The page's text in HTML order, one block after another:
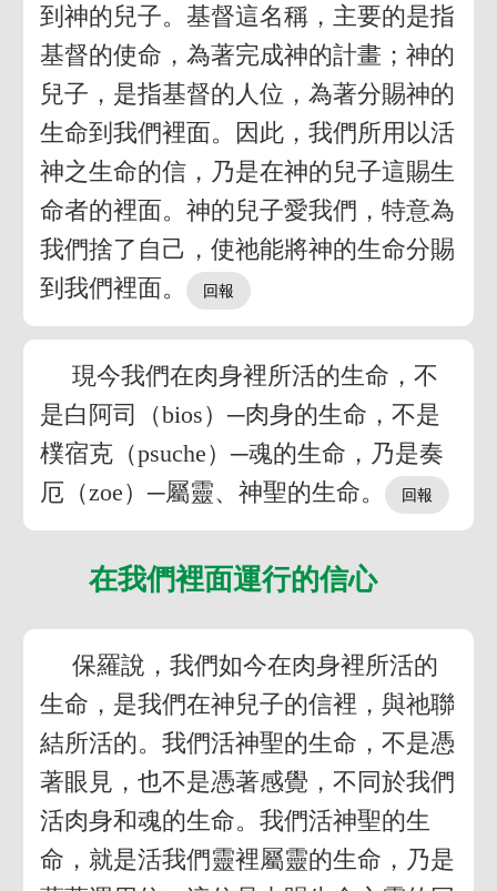
到神的兒子。基督這名稱，主要的是指
基督的使命，為著完成神的計畫；神的
兒子，是指基督的人位，為著分賜神的
生命到我們裡面。因此，我們所用以活
神之生命的信，乃是在神的兒子這賜生
命者的裡面。神的兒子愛我們，特意為
我們捨了自己，使祂能將神的生命分賜
到我們裡面。
現今我們在肉身裡所活的生命，不
是白阿司（bios）─肉身的生命，不是
樸宿克（psuche）─魂的生命，乃是奏
厄（zoe）─屬靈、神聖的生命。
在我們裡面運行的信心
保羅說，我們如今在肉身裡所活的
生命，是我們在神兒子的信裡，與祂聯
結所活的。我們活神聖的生命，不是憑
著眼見，也不是憑著感覺，不同於我們
活肉身和魂的生命。我們活神聖的生
命，就是活我們靈裡屬靈的生命，乃是